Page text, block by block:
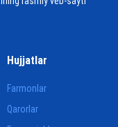
Hujjatlar
Farmonlar
Qarorlar